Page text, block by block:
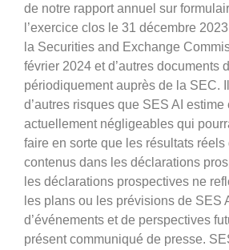
de notre rapport annuel sur
l’exercice clos le 31 décembre
la Securities and Exchange
février 2024 et d’autres documents
périodiquement auprès de la SEC.
d’autres risques que SES AI estime
actuellement négligeables qui
faire en sorte que les résultats
contenus dans les déclarations
les déclarations prospectives ne
les plans ou les prévisions de SES
d’événements et de perspectives
présent communiqué de presse.